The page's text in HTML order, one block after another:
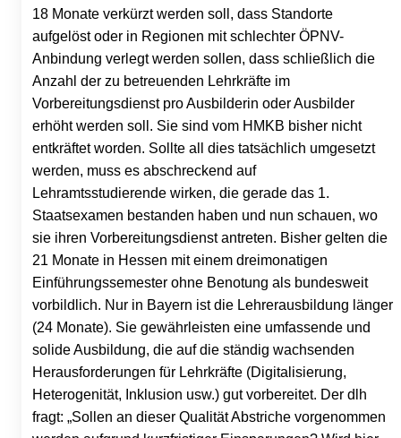
18 Monate verkürzt werden soll, dass Standorte
aufgelöst oder in Regionen mit schlechter ÖPNV-
Anbindung verlegt werden sollen, dass schließlich die
Anzahl der zu betreuenden Lehrkräfte im
Vorbereitungsdienst pro Ausbilderin oder Ausbilder
erhöht werden soll. Sie sind vom HMKB bisher nicht
entkräftet worden. Sollte all dies tatsächlich umgesetzt
werden, muss es abschreckend auf
Lehramtsstudierende wirken, die gerade das 1.
Staatsexamen bestanden haben und nun schauen, wo
sie ihren Vorbereitungsdienst antreten. Bisher gelten die
21 Monate in Hessen mit einem dreimonatigen
Einführungssemester ohne Benotung als bundesweit
vorbildlich. Nur in Bayern ist die Lehrerausbildung länger
(24 Monate). Sie gewährleisten eine umfassende und
solide Ausbildung, die auf die ständig wachsenden
Herausforderungen für Lehrkräfte (Digitalisierung,
Heterogenität, Inklusion usw.) gut vorbereitet. Der dlh
fragt: „Sollen an dieser Qualität Abstriche vorgenommen